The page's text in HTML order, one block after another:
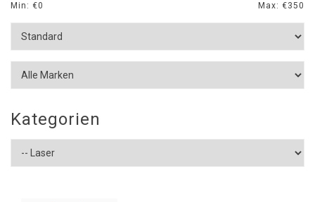
Min: €0 Max: €350
Kategorien